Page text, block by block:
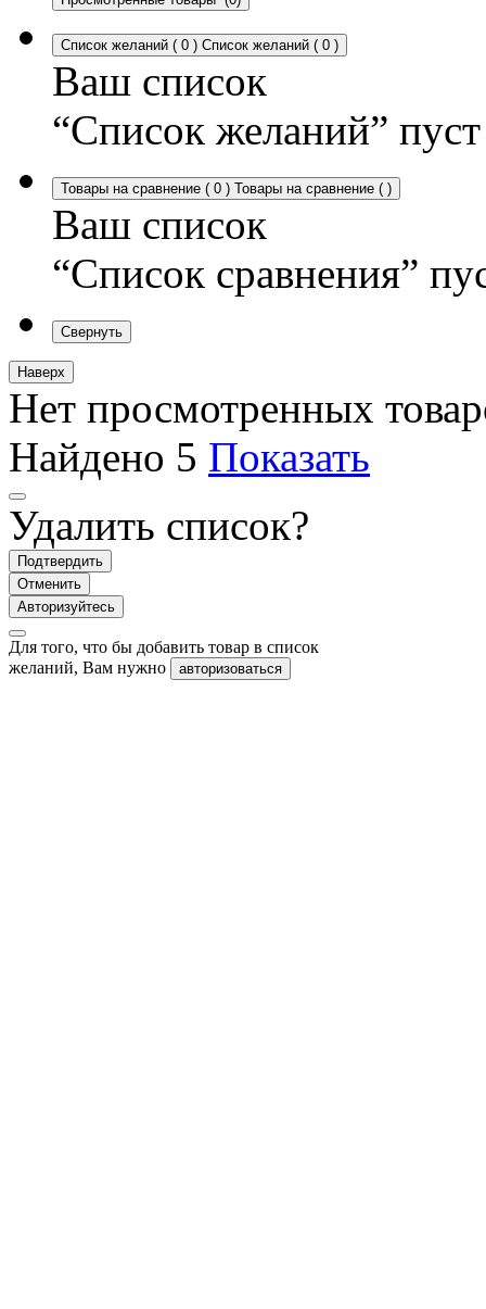
Список желаний ( 0 ) Список желаний ( 0 )
Ваш список
“Список желаний” пуст
Товары на сравнение ( 0 ) Товары на сравнение ( )
Ваш список
“Список сравнения”
Свернуть
Наверх
Нет просмотренных
Найдено 5 Показать
Удалить список?
Подтвердить
Отменить
Авторизуйтесь
Для того, что бы добавить товар в список
желаний, Вам нужно
авторизоваться